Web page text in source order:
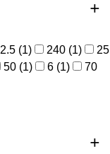
2.5 (1) 240 (1)
25
50 (1) 6 (1)
70